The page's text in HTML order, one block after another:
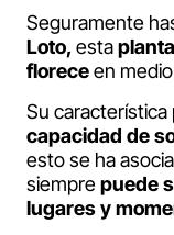
Seguramente
Loto, esta
floreceen
Su característica
capacidad de
esto se ha
siemprepuede
lugares y